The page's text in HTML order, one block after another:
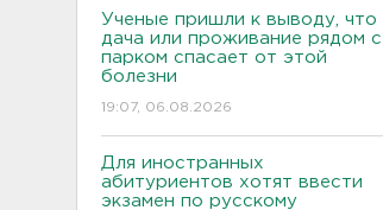
Ученые пришли к выводу, что
дача или проживание рядом с
парком спасает от этой
болезни
19:07, 06.08.2026
Для иностранных
абитуриентов хотят ввести
экзамен по русскому